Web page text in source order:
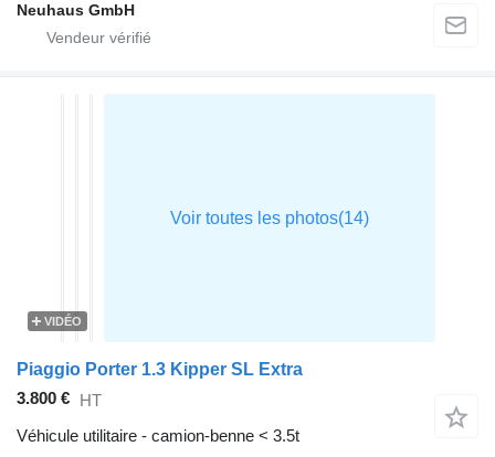
Neuhaus GmbH
VIDÉO
Piaggio Porter 1.3 Kipper SL Extra
3.800 € HT
Véhicule utilitaire - camion-benne < 3.5t